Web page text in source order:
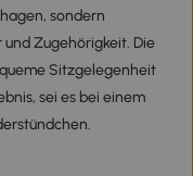
sondern
Zugehörigkeit. Die
Sitzgelegenheit
sei es bei einem